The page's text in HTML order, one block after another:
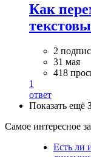
Как
2
31 мая
418
1
ответ
Показать ещё
Самое интересное
Есть ли